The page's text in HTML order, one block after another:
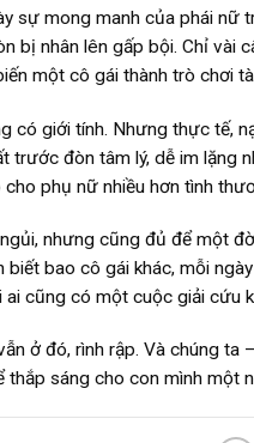
sự mong manh của phái nữ
bị nhân lên gấp bội. Chỉ vài
một cô gái thành trò chơi
có giới tính. Nhưng thực tế,
trước đòn tâm lý, dễ im lặng
cho phụ nữ nhiều hơn tình
nhưng cũng đủ để một
biết bao cô gái khác, mỗi
ai cũng có một cuộc giải cứu
ở đó, rình rập. Và chúng
thắp sáng cho con mình một